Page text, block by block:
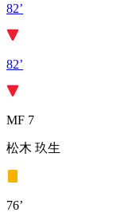
82’
82’
MF 7
松木 玖生
76’